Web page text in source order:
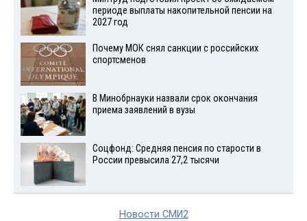
периоде выплаты накопительной пенсии на
2027 год
Почему МОК снял санкции с российских
спортсменов
В Минобрнауки назвали срок окончания
приема заявлений в вузы
Соцфонд: Средняя пенсия по старости в
России превысила 27,2 тысячи
Новости СМИ2